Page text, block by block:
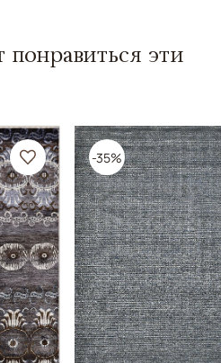
эти
-35%